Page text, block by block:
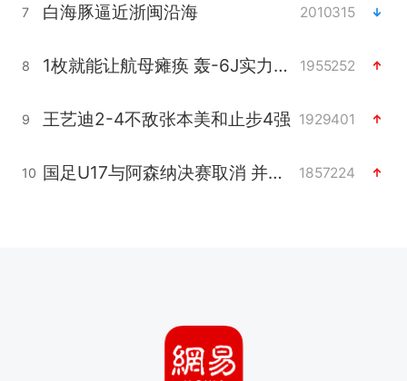
7 白海豚逼近浙闽沿海 2010315
8 1枚就能让航母瘫痪 轰-6J实力有多强 1955252
9 王艺迪2-4不敌张本美和止步4强 1929401
10 国足U17与阿森纳决赛取消 并列冠军 1857224